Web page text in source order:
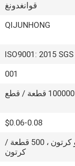
قوانغدونغ
QIJUNHONG
ISO9001: 2015 SGS
001
100000 قطعة / قطع
$0.06-0.08
كيس بلاستيك و كرتون ، 500 قطعة /
كرتون